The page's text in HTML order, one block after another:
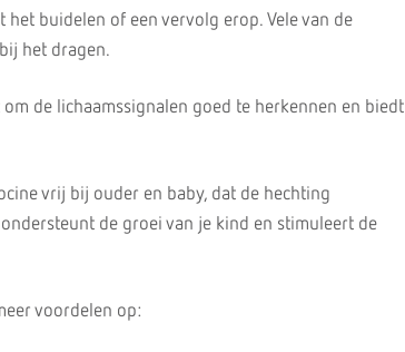
buidelen of een vervolg erop. Vele van de
het dragen.
de lichaamssignalen goed te herkennen en biedt
vrij bij ouder en baby, dat de hechting
de groei van je kind en stimuleert de
voordelen op: